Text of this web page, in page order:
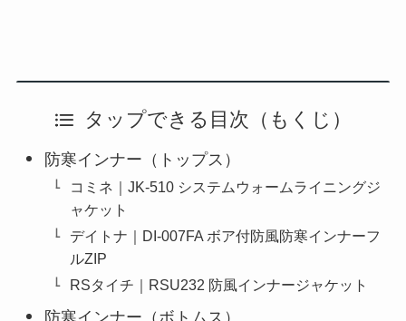
タップできる目次（もくじ）
防寒インナー（トップス）
コミネ｜JK-510 システムウォームライニングジ
ャケット
デイトナ｜DI-007FA ボア付防風防寒インナーフ
ルZIP
RSタイチ｜RSU232 防風インナージャケット
防寒インナー（ボトムス）